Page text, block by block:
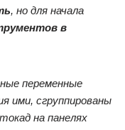
, но для начала
в
переменные
ими, сгруппированы
на панелях